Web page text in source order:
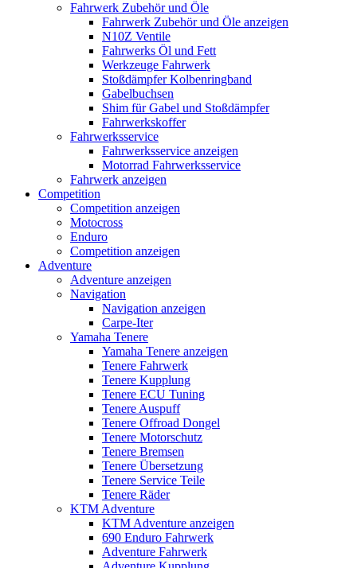
Fahrwerk Zubehör und Öle
Fahrwerk Zubehör und Öle anzeigen
N10Z Ventile
Fahrwerks Öl und Fett
Werkzeuge Fahrwerk
Stoßdämpfer Kolbenringband
Gabelbuchsen
Shim für Gabel und Stoßdämpfer
Fahrwerkskoffer
Fahrwerksservice
Fahrwerksservice anzeigen
Motorrad Fahrwerksservice
Fahrwerk anzeigen
Competition
Competition anzeigen
Motocross
Enduro
Competition anzeigen
Adventure
Adventure anzeigen
Navigation
Navigation anzeigen
Carpe-Iter
Yamaha Tenere
Yamaha Tenere anzeigen
Tenere Fahrwerk
Tenere Kupplung
Tenere ECU Tuning
Tenere Auspuff
Tenere Offroad Dongel
Tenere Motorschutz
Tenere Bremsen
Tenere Übersetzung
Tenere Service Teile
Tenere Räder
KTM Adventure
KTM Adventure anzeigen
690 Enduro Fahrwerk
Adventure Fahrwerk